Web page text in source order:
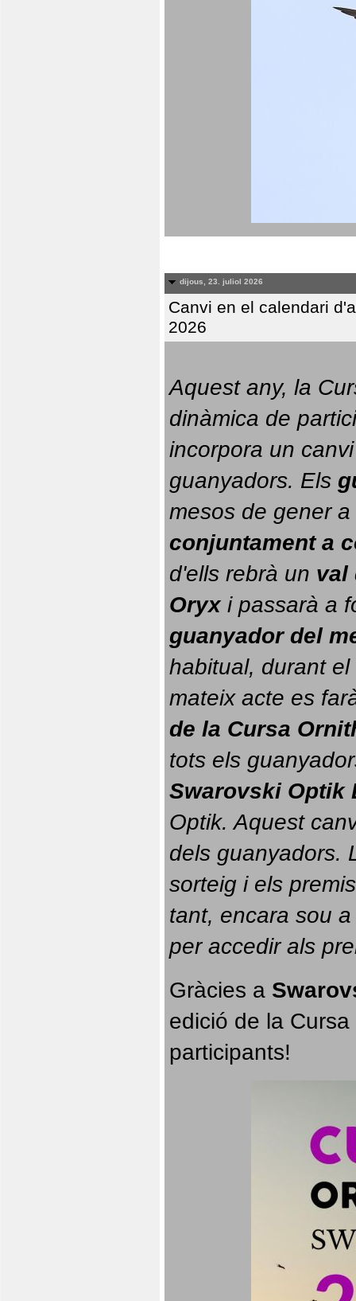
dijous, 23. juliol 2026
Canvi en el calendari
2026
Aquest any, la
dinàmica de
incorpora un
guanyadors. Els
conjuntament a
d'ells rebrà un val
Oryx i passarà a
guanyador del
habitual, durant el
mateix acte es
de la Cursa
tots els
Swarovski Optik
Optik. Aquest
dels guanyadors.
sorteig i els
tant, encara sou
per accedir als
Gràcies a
edició de la
participants!